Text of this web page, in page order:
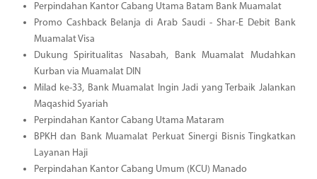
Perpindahan Kantor Cabang Utama Batam Bank Muamalat
Promo Cashback Belanja di Arab Saudi - Shar-E Debit Bank
Muamalat Visa
Dukung Spiritualitas Nasabah, Bank Muamalat Mudahkan
Kurban via Muamalat DIN
Milad ke-33, Bank Muamalat Ingin Jadi yang Terbaik Jalankan
Maqashid Syariah
Perpindahan Kantor Cabang Utama Mataram
BPKH dan Bank Muamalat Perkuat Sinergi Bisnis Tingkatkan
Layanan Haji
Perpindahan Kantor Cabang Umum (KCU) Manado